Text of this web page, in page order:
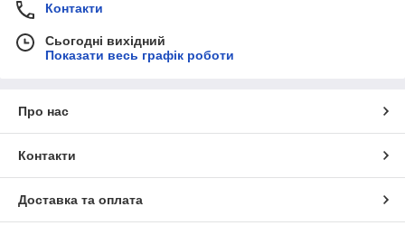
Контакти
Сьогодні вихідний
Показати весь графік роботи
Про нас
Контакти
Доставка та оплата